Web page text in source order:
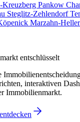
Kreuzberg Pankow
Steglitz-Zehlendorf
Marzahn-
entschlüsselt
interaktiven
Immobilienmarkt.